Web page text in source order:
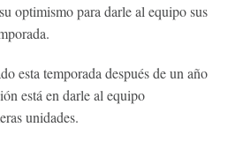
optimismo para darle al equipo sus
esta temporada después de un año
está en darle al equipo
unidades.